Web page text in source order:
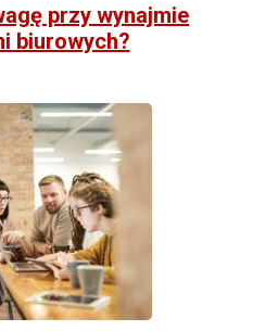
przy wynajmie
biurowych?